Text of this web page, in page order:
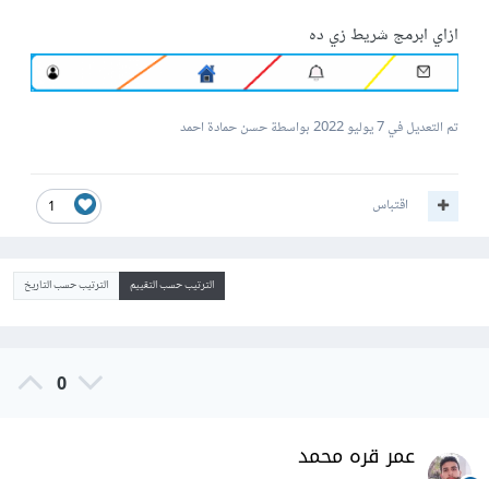
ازاي ابرمج شريط زي ده
تم التعديل في7 يوليو 2022 بواسطة حسن حمادة احمد
1 اقتباس
الترتيب حسب التقييم الترتيب حسب التاريخ
0
عمر قره محمد